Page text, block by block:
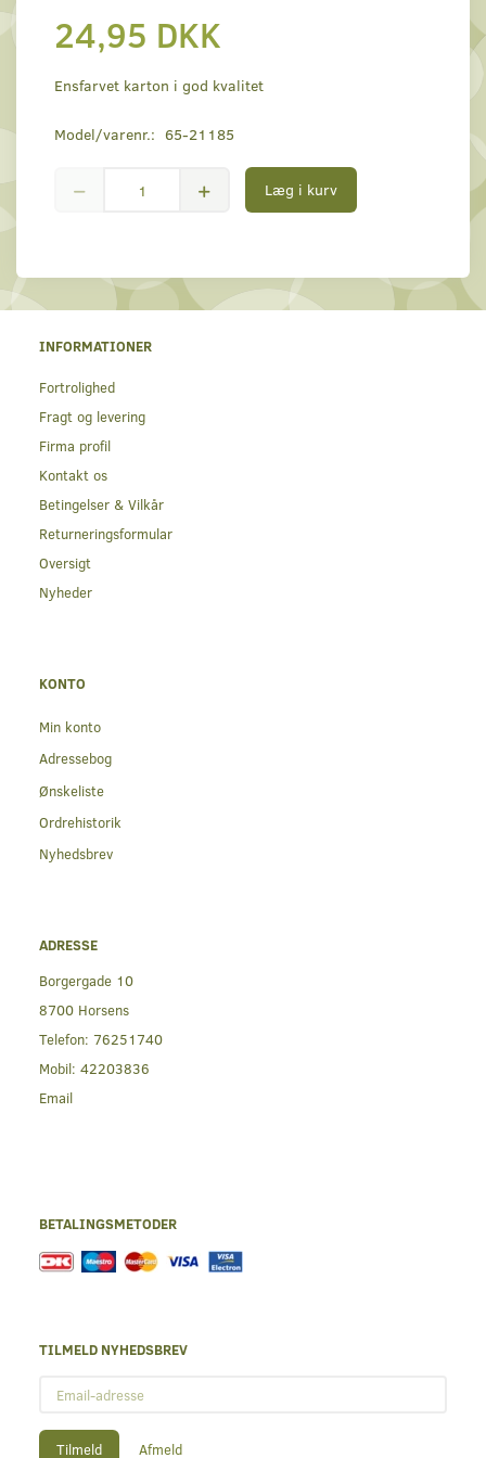
24,95 DKK
Ensfarvet karton i god kvalitet
Model/varenr.: 65-21185
Læg i kurv
INFORMATIONER
Fortrolighed
Fragt og levering
Firma profil
Kontakt os
Betingelser & Vilkår
Returneringsformular
Oversigt
Nyheder
KONTO
Min konto
Adressebog
Ønskeliste
Ordrehistorik
Nyhedsbrev
ADRESSE
Borgergade 10
8700 Horsens
Telefon: 76251740
Mobil: 42203836
Email
BETALINGSMETODER
TILMELD NYHEDSBREV
adresse
Tilmeld Afmeld